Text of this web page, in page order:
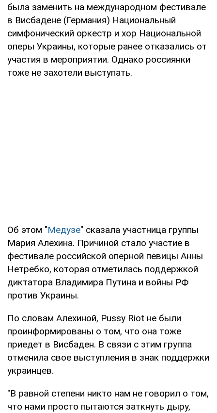
была заменить на международном фестивале
в Висбадене (Германия) Национальный
симфонический оркестр и хор Национальной
оперы Украины, которые ранее отказались от
участия в мероприятии. Однако россиянки
тоже не захотели выступать.
Об этом "Медузе" сказала участница группы
Мария Алехина. Причиной стало участие в
фестивале российской оперной певицы Анны
Нетребко, которая отметилась поддержкой
диктатора Владимира Путина и войны РФ
против Украины.
По словам Алехиной, Pussy Riot не были
проинформированы о том, что она тоже
приедет в Висбаден. В связи с этим группа
отменила свое выступления в знак поддержки
украинцев.
"В равной степени никто нам не говорил о том,
что нами просто пытаются заткнуть дыру,